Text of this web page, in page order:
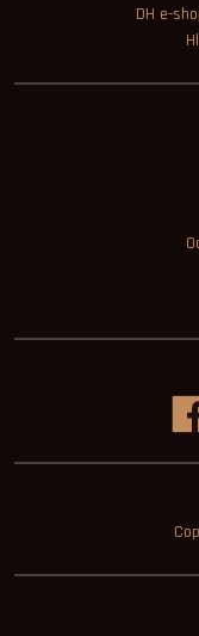
DH e-